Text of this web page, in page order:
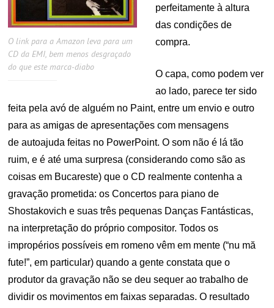
O link para a Amazon leva para um
CD da EMI, bem menos desgraçado
do que este marca-diabo
perfeitamente à altura
das condições de
compra.
O capa, como podem ver
ao lado, parece ter sido
feita pela avó de alguém no Paint, entre um envio e outro
para as amigas de apresentações com mensagens
de autoajuda feitas no PowerPoint. O som não é lá tão
ruim, e é até uma surpresa (considerando como são as
coisas em Bucareste) que o CD realmente contenha a
gravação prometida: os Concertos para piano de
Shostakovich e suas três pequenas Danças Fantásticas,
na interpretação do próprio compositor. Todos os
impropérios possíveis em romeno vêm em mente (“nu mă
fute!”, em particular) quando a gente constata que o
produtor da gravação não se deu sequer ao trabalho de
dividir os movimentos em faixas separadas. O resultado